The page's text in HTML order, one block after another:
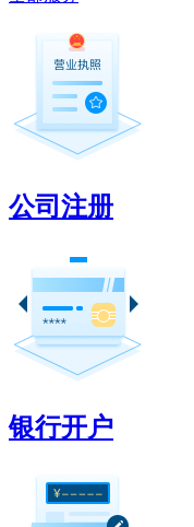
公司注册
银行开户